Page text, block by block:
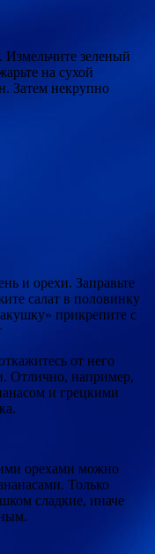
Измельчите зеленый
на сухой
Затем некрупно
и орехи. Заправьте
салат в половинку
прикрепите с
от него
Отлично, например,
и грецкими
орехами можно
Только
сладкие, иначе